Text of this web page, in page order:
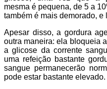
mesma é pequena, de 5 a
também é mais demorado, e
Apesar disso, a gordura
outra maneira: ela bloqueia
a glicose da corrente
uma refeição bastante
sangue permanecerão
pode estar bastante elevado.